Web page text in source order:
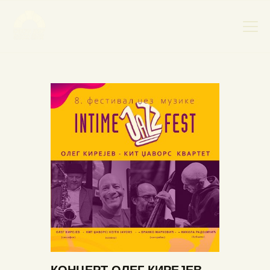
НАСЛОВНА
НОВОСТИ
НАЈАВА ДОГАЂАЈА
БАНСКИ ДВОР
ФОТОГРАФИЈЕ
ВИДЕО
КОНТАКТ